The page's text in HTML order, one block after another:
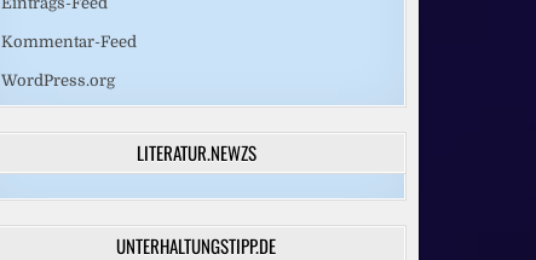
Kommentar-Feed
WordPress.org
LITERATUR.NEWZS
UNTERHALTUNGSTIPP.DE